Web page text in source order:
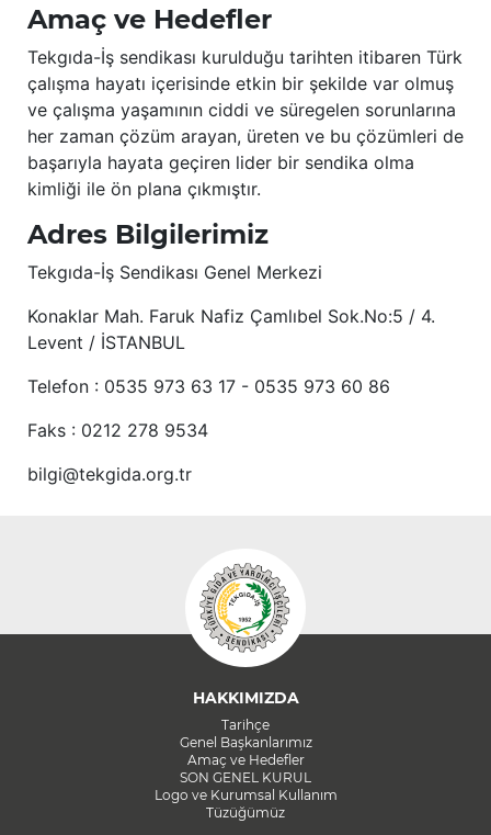
Amaç ve Hedefler
Tekgıda-İş sendikası kurulduğu tarihten itibaren Türk
çalışma hayatı içerisinde etkin bir şekilde var olmuş
ve çalışma yaşamının ciddi ve süregelen sorunlarına
her zaman çözüm arayan, üreten ve bu çözümleri de
başarıyla hayata geçiren lider bir sendika olma
kimliği ile ön plana çıkmıştır.
Adres Bilgilerimiz
Tekgıda-İş Sendikası Genel Merkezi
Konaklar Mah. Faruk Nafiz Çamlıbel Sok.No:5 / 4.
Levent / İSTANBUL
Telefon : 0535 973 63 17 - 0535 973 60 86
Faks : 0212 278 9534
bilgi@tekgida.org.tr
HAKKIMIZDA
Tarihçe
Genel Başkanlarımız
Amaç ve Hedefler
SON GENEL KURUL
Logo ve Kurumsal Kullanım
Tüzüğümüz